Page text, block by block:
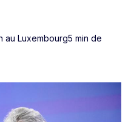
au Luxembourg5 min de